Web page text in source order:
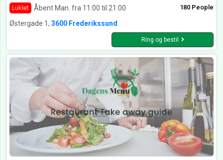
Lukket Åbent Man. fra 11:00 til 21:00 180 People
Østergade 1, 3600 Frederikssund
Ring og bestil